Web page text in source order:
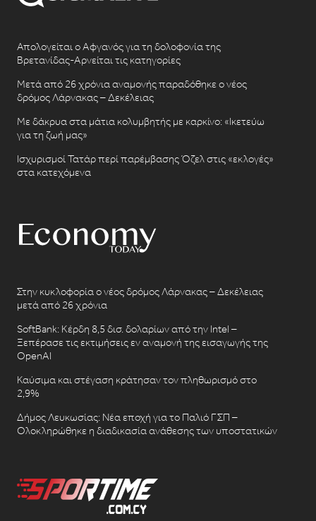
Απολογείται ο Αφγανός για τη δολοφονία της
Βρετανίδας-Αρνείται τις κατηγορίες
Μετά από 26 χρόνια αναμονής παραδόθηκε ο νέος
δρόμος Λάρνακας – Δεκέλειας
Με δάκρυα στα μάτια κολυμβητής με καρκίνο: «Ικετεύω
για τη ζωή μας»
Ισχυρισμοί Τατάρ περί παρέμβασης Όζελ στις «εκλογές»
στα κατεχόμενα
Στην κυκλοφορία ο νέος δρόμος Λάρνακας – Δεκέλειας
μετά από 26 χρόνια
SoftBank: Κέρδη 8,5 δισ. δολαρίων από την Intel –
Ξεπέρασε τις εκτιμήσεις εν αναμονή της εισαγωγής της
OpenAI
Καύσιμα και στέγαση κράτησαν τον πληθωρισμό στο
2,9%
Δήμος Λευκωσίας: Νέα εποχή για το Παλιό ΓΣΠ –
Ολοκληρώθηκε η διαδικασία ανάθεσης των υποστατικών